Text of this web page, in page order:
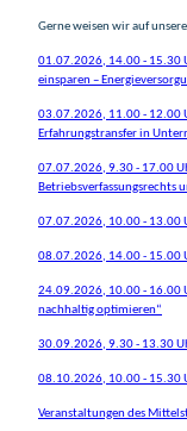
Gerne weisen wir auf
01.07.2026, 14.00 - 15.30
einsparen –
03.07.2026, 11.00 - 12.00
Erfahrungstransfer in
07.07.2026, 9.30 - 17.00
Betriebsverfassungsrechts
07.07.2026, 10.00 - 13.00
08.07.2026, 14.00 - 15.00
24.09.2026, 10.00 - 16.00
nachhaltig optimieren“
30.09.2026, 9.30 - 13.30
08.10.2026, 10.00 - 15.30
Veranstaltungen des